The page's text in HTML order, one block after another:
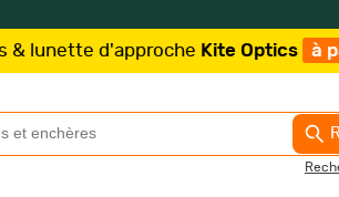
Optics à partir de 219€ / Plus que